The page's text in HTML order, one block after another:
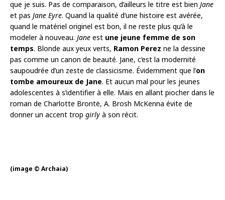
que je suis. Pas de comparaison, d’ailleurs le titre est bien Jane
et pas Jane Eyre. Quand la qualité d’une histoire est avérée,
quand le matériel originel est bon, il ne reste plus qu’à le
modeler à nouveau. Jane est une jeune femme de son
temps. Blonde aux yeux verts, Ramon Perez ne la dessine
pas comme un canon de beauté. Jane, c’est la modernité
saupoudrée d’un zeste de classicisme. Évidemment que l’on
tombe amoureux de Jane. Et aucun mal pour les jeunes
adolescentes à s’identifier à elle. Mais en allant piocher dans le
roman de Charlotte Brontë, A. Brosh McKenna évite de
donner un accent trop girly à son récit.
(image © Archaia)